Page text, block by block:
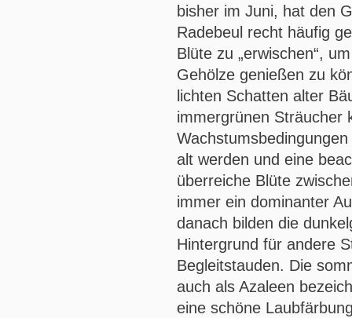
bisher im Juni, hat den
Radebeul recht häufig
Blüte zu „erwischen“,
Gehölze genießen zu
lichten Schatten alter
immergrünen Sträucher
alt werden und eine
überreiche Blüte
immer ein dominanter
danach bilden die
Hintergrund für andere
Begleitstauden. Die
auch als Azaleen
eine schöne